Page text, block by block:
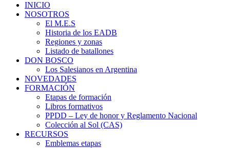
INICIO
NOSOTROS
El M.E.S
Historia de los EADB
Regiones y zonas
Listado de batallones
DON BOSCO
Los Salesianos en Argentina
NOVEDADES
FORMACIÓN
Etapas de formación
Libros formativos
PPDD – Ley de honor y Reglamento Nacional
Colección al Sol (CAS)
RECURSOS
Emblemas etapas